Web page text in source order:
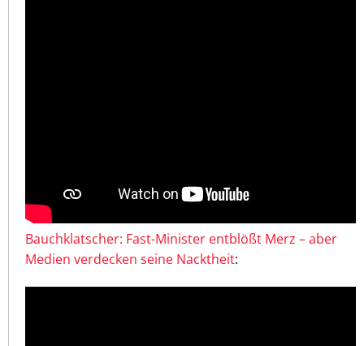
Bauchklatscher: Fast-Minister entblößt Merz – aber
Medien verdecken seine Nacktheit: